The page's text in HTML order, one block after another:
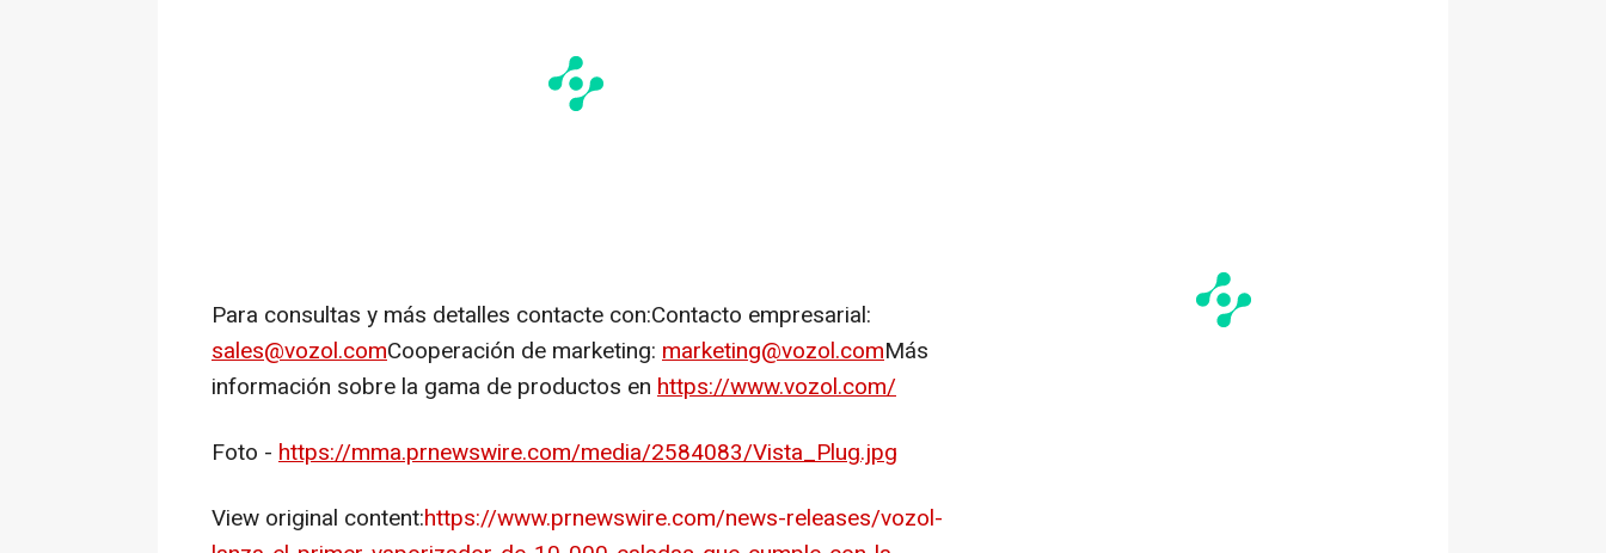
Para consultas y más detalles contacte con:Contacto empresarial:
sales@vozol.comCooperación de marketing: marketing@vozol.comMás
información sobre la gama de productos en https://www.vozol.com/
Foto - https://mma.prnewswire.com/media/2584083/Vista_Plug.jpg
View original content:https://www.prnewswire.com/news-releases/vozol-